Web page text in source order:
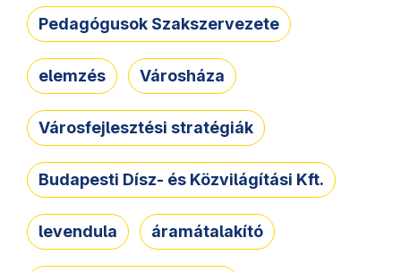
Pedagógusok Szakszervezete
elemzés Városháza
Városfejlesztési stratégiák
Budapesti Dísz- és Közvilágítási Kft.
levendula áramátalakító